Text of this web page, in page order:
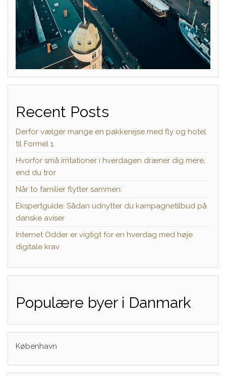
Recent Posts
Derfor vælger mange en pakkerejse med fly og hotel
til Formel 1
Hvorfor små irritationer i hverdagen dræner dig mere,
end du tror
Når to familier flytter sammen:
Ekspertguide: Sådan udnytter du kampagnetilbud på
danske aviser
Internet Odder er vigtigt for en hverdag med høje
digitale krav
Populære byer i Danmark
København